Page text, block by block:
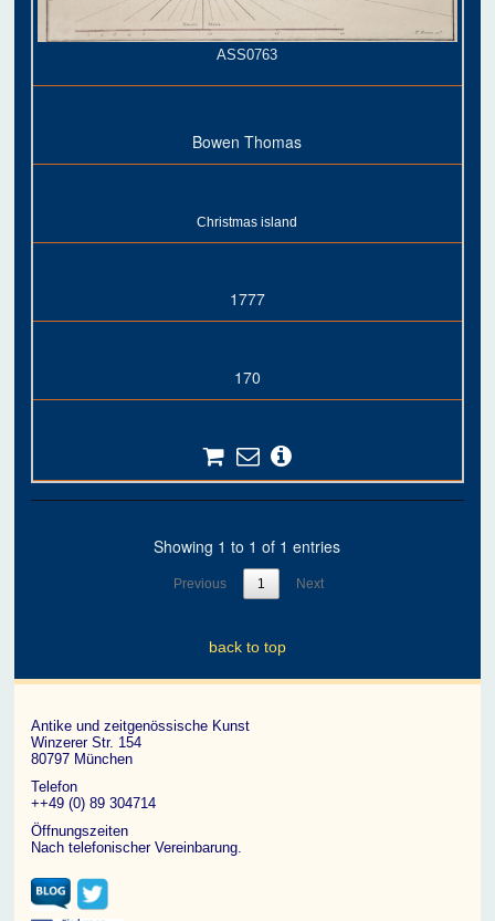
ASS0763
Bowen Thomas
Christmas island
1777
170
Showing 1 to 1 of 1 entries
Previous 1 Next
back to top
Antike und zeitgenössische Kunst
Winzerer Str. 154
80797 München
Telefon
++49 (0) 89 304714
Öffnungszeiten
Nach telefonischer Vereinbarung.